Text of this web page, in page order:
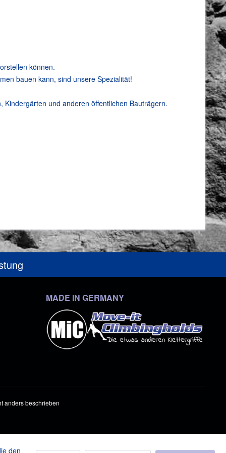
können.
bauen kann, sind unsere Spezialität!
und anderen öffentlichen Bauträgern.
MADE IN GERMANY
anders beschrieben
den